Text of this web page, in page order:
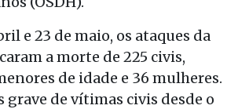
e 23 de maio, os ataques da
a morte de 225 civis,
de idade e 36 mulheres.
grave de vítimas civis desde o